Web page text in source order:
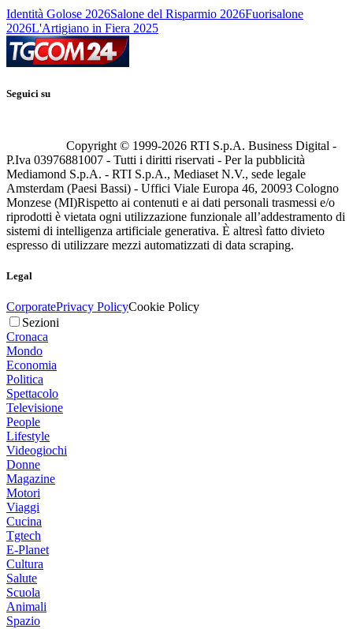
Identità Golose 2026Salone del Risparmio 2026Fuorisalone
2026L'Artigiano in Fiera 2025
Seguici su
Copyright © 1999-2026 RTI S.p.A. Business Digital -
P.Iva 03976881007 - Tutti i diritti riservati - Per la pubblicità
Mediamond S.p.A. - RTI S.p.A., Mediaset N.V., sede legale
Amsterdam (Paesi Bassi) - Uffici Viale Europa 46, 20093 Cologno
Monzese (MI)Rispetto ai contenuti e ai dati personali trasmessi e/o
riprodotti è vietata ogni utilizzazione funzionale all’addestramento di
sistemi di intelligenza artificiale generativa. È altresì fatto divieto
espresso di utilizzare mezzi automatizzati di data scraping.
Legal
CorporatePrivacy PolicyCookie Policy
Sezioni
Cronaca
Mondo
Economia
Politica
Spettacolo
Televisione
People
Lifestyle
Videogiochi
Donne
Magazine
Motori
Viaggi
Cucina
Tgtech
E-Planet
Cultura
Salute
Scuola
Animali
Spazio